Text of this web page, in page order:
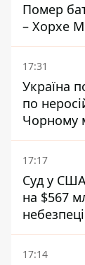
Помер
– Хорхе
17:31
Україна
по
Чорному
17:17
Суд у
на $567
17:14